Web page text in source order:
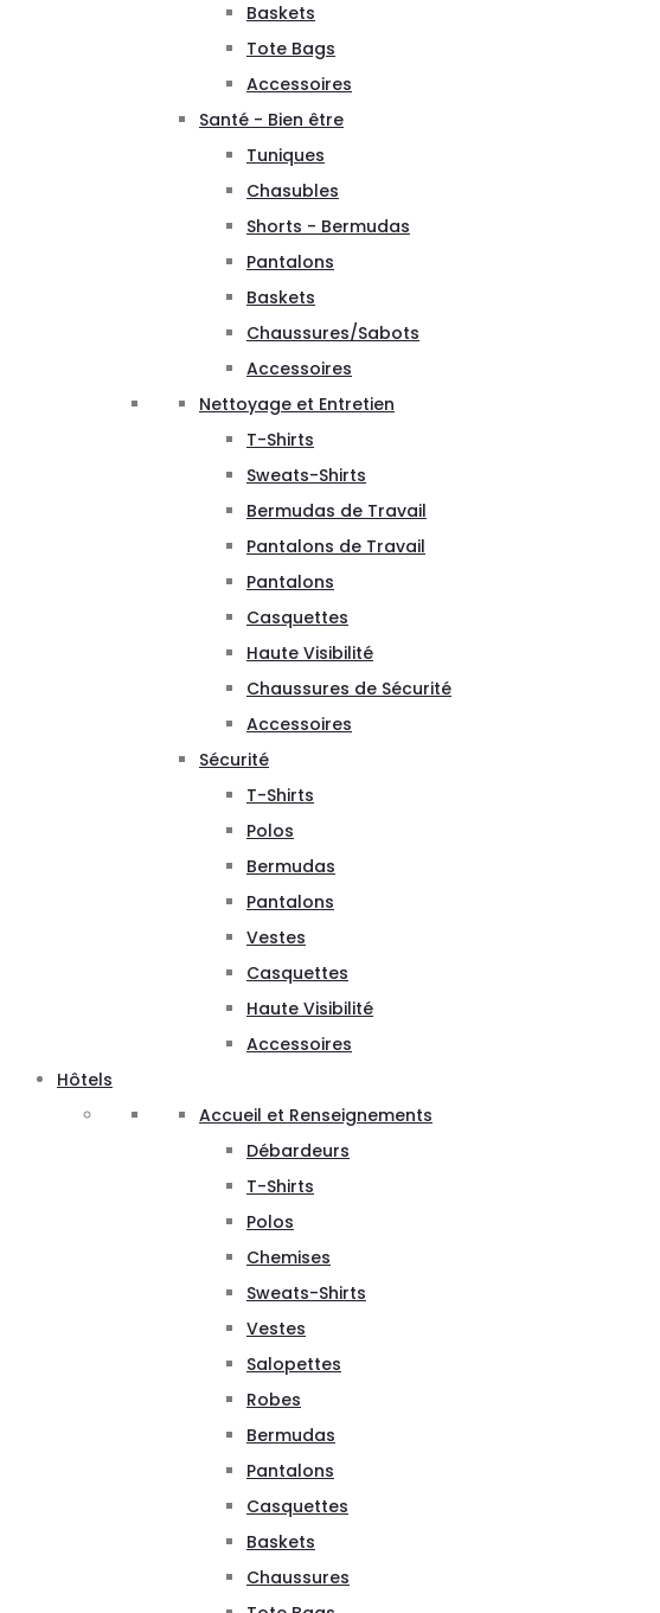
Baskets
Tote Bags
Accessoires
Santé - Bien être
Tuniques
Chasubles
Shorts - Bermudas
Pantalons
Baskets
Chaussures/Sabots
Accessoires
Nettoyage et Entretien
T-Shirts
Sweats-Shirts
Bermudas de Travail
Pantalons de Travail
Pantalons
Casquettes
Haute Visibilité
Chaussures de Sécurité
Accessoires
Sécurité
T-Shirts
Polos
Bermudas
Pantalons
Vestes
Casquettes
Haute Visibilité
Accessoires
Hôtels
Accueil et Renseignements
Débardeurs
T-Shirts
Polos
Chemises
Sweats-Shirts
Vestes
Salopettes
Robes
Bermudas
Pantalons
Casquettes
Baskets
Chaussures